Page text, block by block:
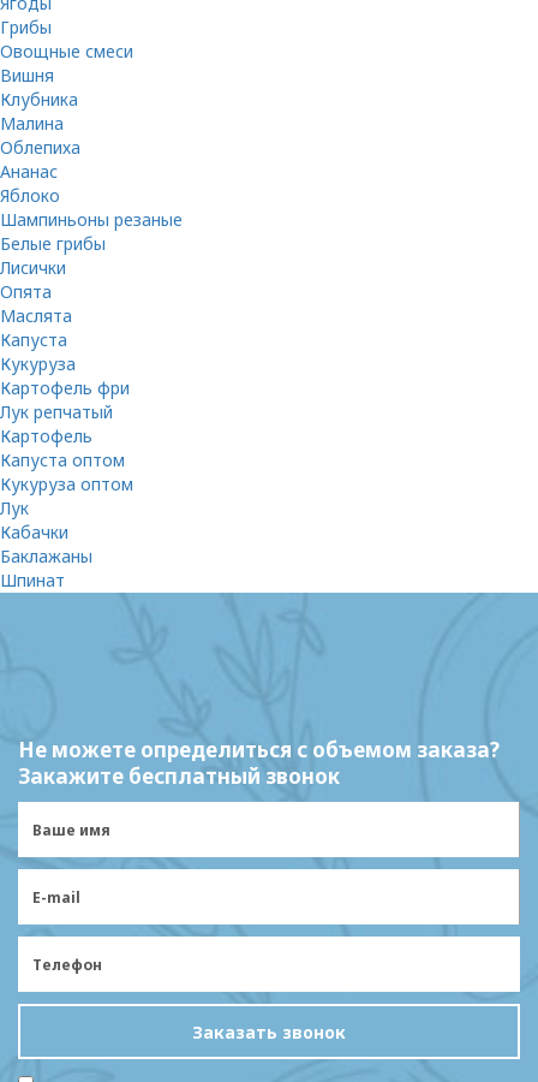
Грибы
Овощные смеси
Вишня
Клубника
Малина
Облепиха
Ананас
Яблоко
Шампиньоны резаные
Белые грибы
Лисички
Опята
Маслята
Капуста
Кукуруза
Картофель фри
Лук репчатый
Картофель
Капуста оптом
Кукуруза оптом
Лук
Кабачки
Баклажаны
Шпинат
Не можете определиться с объемом заказа?
Закажите бесплатный звонок
Заказать звонок